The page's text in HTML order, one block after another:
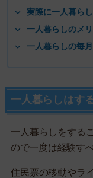
実際に一人暮ら
一人暮らしのメ
一人暮らしの毎
一人暮らしはす
一人暮らしをする
ので一度は経験す
住民票の移動やラ